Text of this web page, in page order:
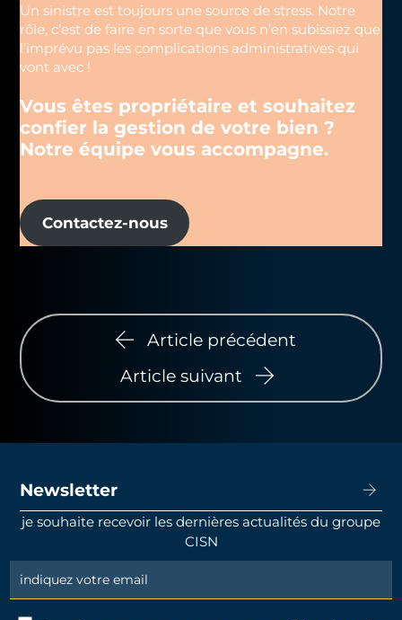
Un sinistre est toujours une source de stress. Notre
rôle, c’est de faire en sorte que vous n’en subissiez que
l’imprévu pas les complications administratives qui
vont avec !
Vous êtes propriétaire et souhaitez
confier la gestion de votre bien ?
Notre équipe vous accompagne.
Contactez-nous
Article précédent
Article suivant
Newsletter
je souhaite recevoir les dernières actualités du groupe
CISN
Newsletter
Signup